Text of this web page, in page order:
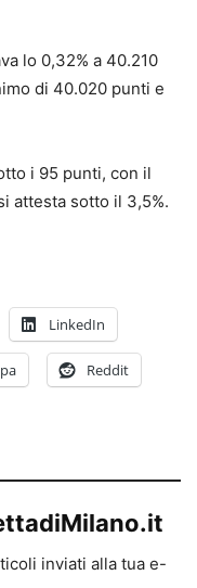
lo 0,32% a 40.210
di 40.020 punti e
i 95 punti, con il
attesta sotto il 3,5%.
LinkedIn
Reddit
inviati alla tua e-